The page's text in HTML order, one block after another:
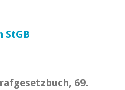
StGB
69.